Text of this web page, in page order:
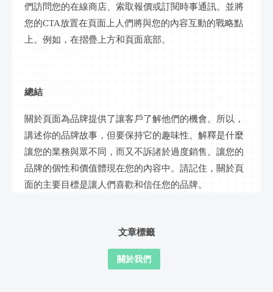
們訪問您的在線商店、索取報價或訂閱時事通訊。並將
您的CTA放置在頁面上人們將與您的內容互動的戰略點
上。例如，在摺疊上方和頁面底部。
總結
關於頁面為品牌提供了讓客戶了解他們的機會。所以，
講述你的品牌故事，但要保持它的趣味性。解釋是什麼
讓您的業務與眾不同，而又不訴諸於過度銷售。讓您的
品牌的個性和價值體現在您的內容中。請記住，關於頁
面的主要目標是讓人們喜歡和信任您的品牌。
文章標籤
關於我們